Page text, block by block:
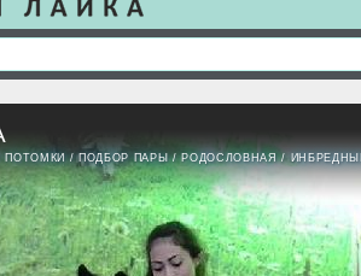
ПОТОМКИ/ПОДБОР ПАРЫ/РОДОСЛОВНАЯ/